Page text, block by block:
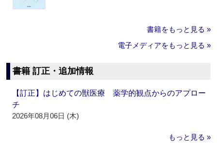
書籍をもっと見る »
電子メディアをもっと見る »
書籍 訂正・追加情報
【訂正】はじめての獣医療 薬学的観点からのアプロー
チ
2026年08月06日 (木)
もっと見る »